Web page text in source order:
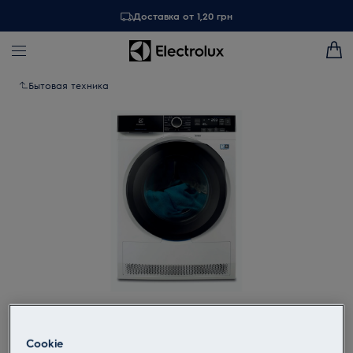
Доставка от 1,20 грн
Бытовая техника
Tap to zoom
Cookie